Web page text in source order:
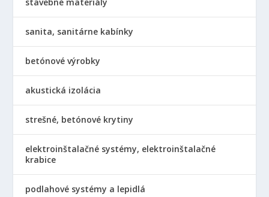
sanita, sanitárne kabínky
betónové výrobky
akustická izolácia
strešné, betónové krytiny
elektroinštalačné systémy, elektroinštalačné
krabice
podlahové systémy a lepidlá